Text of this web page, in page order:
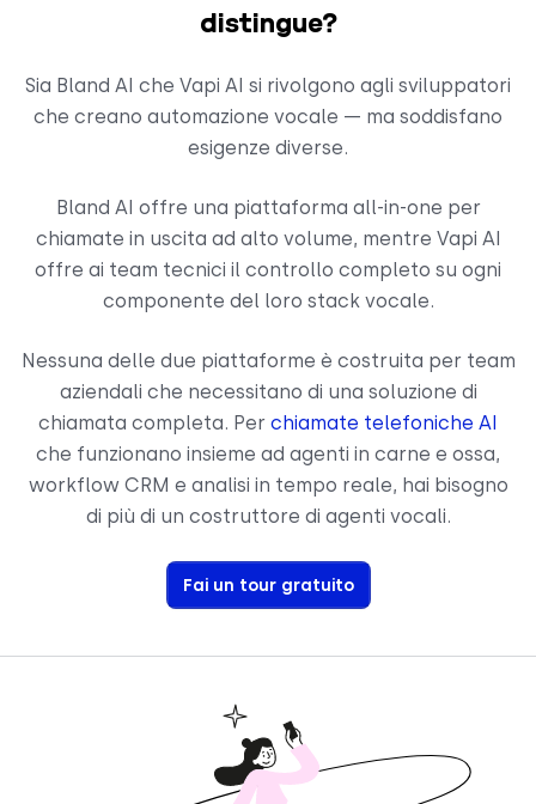
distingue?
Sia Bland AI che Vapi AI si rivolgono agli sviluppatori
che creano automazione vocale — ma soddisfano
esigenze diverse.
Bland AI offre una piattaforma all-in-one per
chiamate in uscita ad alto volume, mentre Vapi AI
offre ai team tecnici il controllo completo su ogni
componente del loro stack vocale.
Nessuna delle due piattaforme è costruita per team
aziendali che necessitano di una soluzione di
chiamata completa. Per chiamate telefoniche AI
che funzionano insieme ad agenti in carne e ossa,
workflow CRM e analisi in tempo reale, hai bisogno
di più di un costruttore di agenti vocali.
Fai un tour gratuito